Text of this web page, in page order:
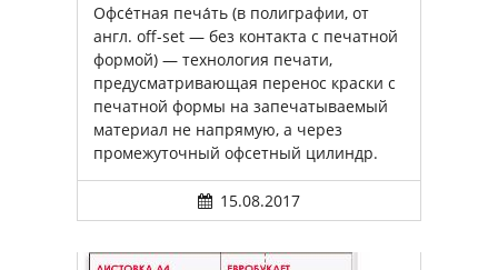
Офсе́тная печа́ть (в полиграфии, от
англ. off-set — без контакта с печатной
формой) — технология печати,
предусматривающая перенос краски с
печатной формы на запечатываемый
материал не напрямую, а через
промежуточный офсетный цилиндр.
15.08.2017